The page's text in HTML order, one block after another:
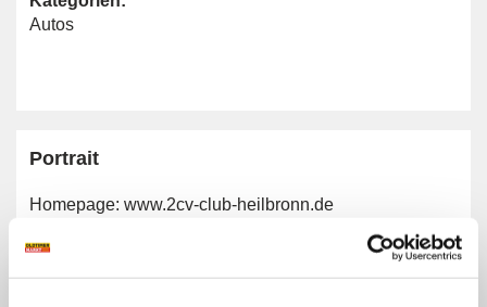
Autos
Portrait
Homepage: www.2cv-club-heilbronn.de
Allgemeine Angaben